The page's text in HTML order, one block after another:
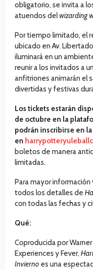
obligatorio, se invita a
atuendos delwizarding
Por tiempo limitado, el
ubicado en Av.
iluminará en un
reunir a los invitados a
anfitriones animarán el
divertidas y festivas
Los tickets estarán
de octubre en la
podrán inscribirse en
en
boletos de manera
limitadas.
Para mayor información
todos los detalles de
con todas las fechas y
Qué:
Coproducida por
Experiences y Fever,
Invierno es una